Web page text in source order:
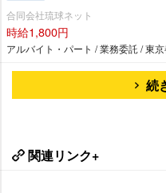
合同会社琉球ネット
時給1,800円
アルバイト・パート / 業務委託 / 東
続
関連リンク+